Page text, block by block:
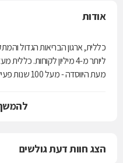
אודות
כללית, ארגון הבריאות הגדול
ליותר מ-4 מיליון
מעת היווסדה
הצג חוות דעת גולשים